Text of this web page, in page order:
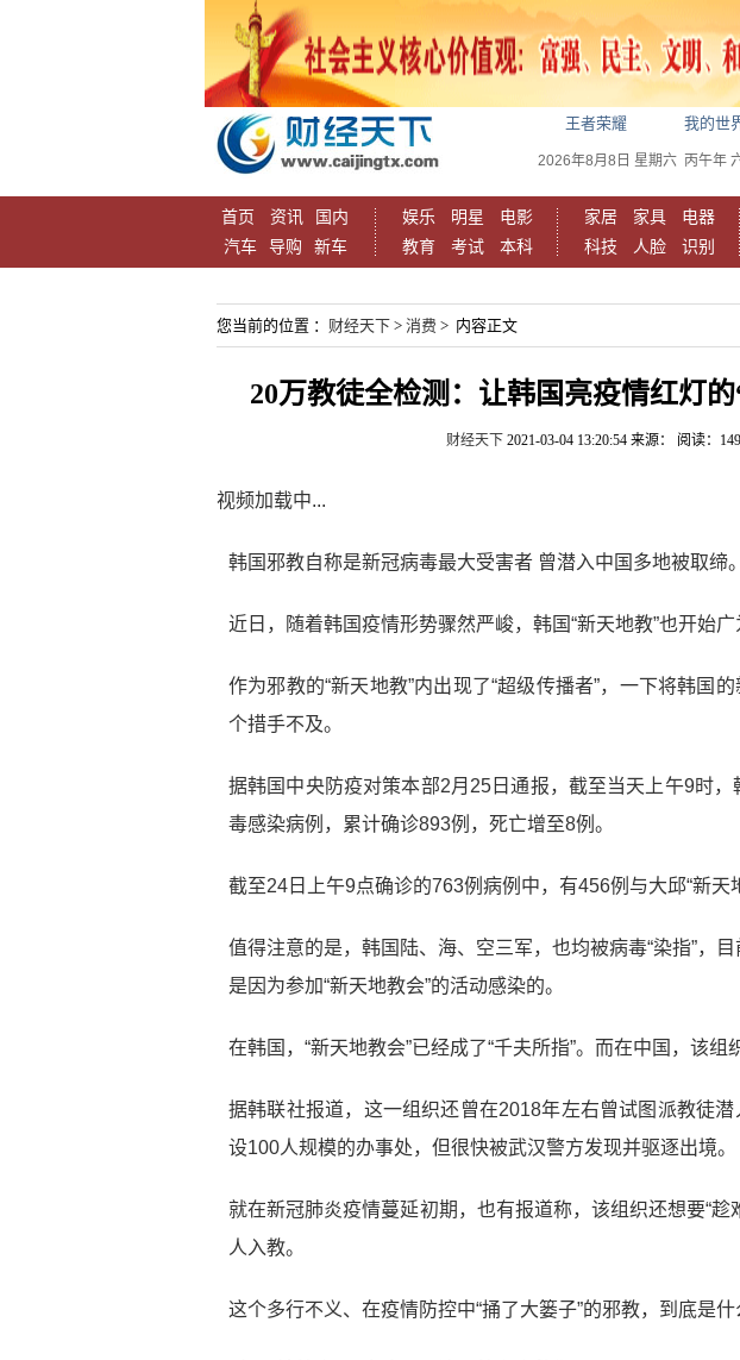
王者荣耀 我的世
2026年8月8日 星期六 丙午年
首页 资讯
国内
汽车
导购 新车
娱乐 明星
电影
教育
考试 本科
家居 家具
电器
科技
人脸 识别
您当前的位置 ： 财经天下 > 消费 > 内容正文
20万教徒全检测：让韩国亮疫情红灯
财经天下 2021-03-04 13:20:54 来源： 阅读：
视频加载中...
韩国邪教自称是新冠病毒最大受害者 曾潜入中国多地被取缔
近日，随着韩国疫情形势骤然严峻，韩国“新天地教”也开始广
作为邪教的“新天地教”内出现了“超级传播者”，一下将韩国
个措手不及。
据韩国中央防疫对策本部2月25日通报，截至当天上午9时
毒感染病例，累计确诊893例，死亡增至8例。
截至24日上午9点确诊的763例病例中，有456例与大邱“新天
值得注意的是，韩国陆、海、空三军，也均被病毒“染指”，
是因为参加“新天地教会”的活动感染的。
在韩国，“新天地教会”已经成了“千夫所指”。而在中国，该组
据韩联社报道，这一组织还曾在2018年左右曾试图派教徒
设100人规模的办事处，但很快被武汉警方发现并驱逐出境。
就在新冠肺炎疫情蔓延初期，也有报道称，该组织还想要“趁
人入教。
这个多行不义、在疫情防控中“捅了大篓子”的邪教，到底是什